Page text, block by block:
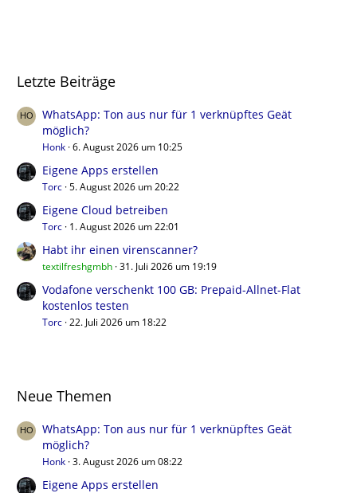
Letzte Beiträge
WhatsApp: Ton aus nur für 1 verknüpftes Geät
möglich?
Honk 6. August 2026 um 10:25
Eigene Apps erstellen
Torc 5. August 2026 um 20:22
Eigene Cloud betreiben
Torc 1. August 2026 um 22:01
Habt ihr einen virenscanner?
textilfreshgmbh 31. Juli 2026 um 19:19
Vodafone verschenkt 100 GB: Prepaid-Allnet-Flat
kostenlos testen
Torc 22. Juli 2026 um 18:22
Neue Themen
WhatsApp: Ton aus nur für 1 verknüpftes Geät
möglich?
Honk 3. August 2026 um 08:22
Eigene Apps erstellen